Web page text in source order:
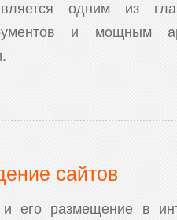
одним из
и мощным
сайтов
и его размещение в